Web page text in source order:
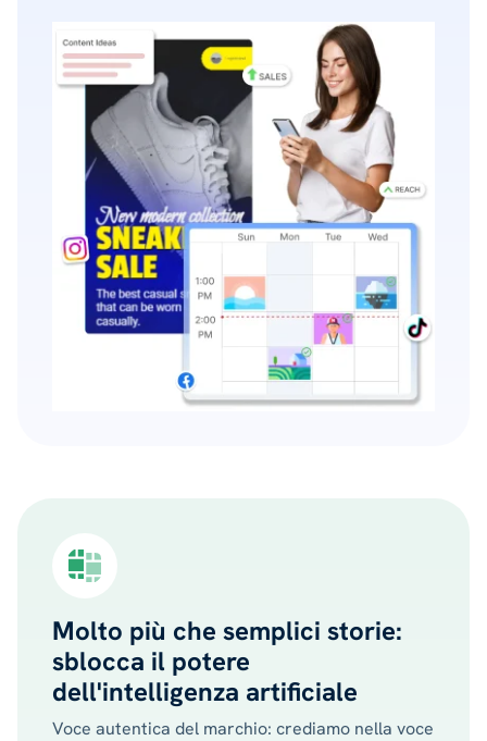
Molto più che semplici storie:
sblocca il potere
dell'intelligenza artificiale
Voce autentica del marchio: crediamo nella voce